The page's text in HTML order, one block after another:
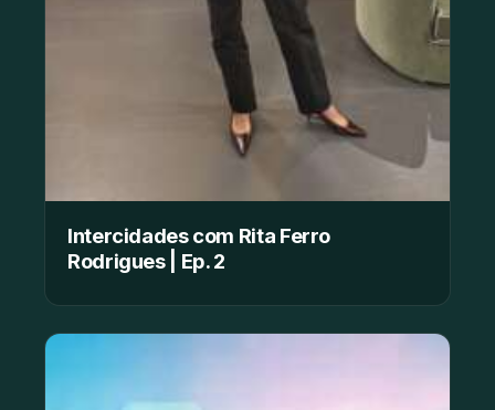
Intercidades com Rita Ferro
Rodrigues | Ep. 2